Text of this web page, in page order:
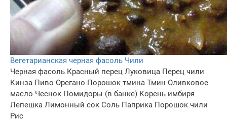
Вегетарианская черная фасоль Чили
Черная фасоль Красный перец Луковица Перец чили
Кинза Пиво Орегано Порошок тмина Тмин Оливковое
масло Чеснок Помидоры (в банке) Корень имбиря
Лепешка Лимонный сок Соль Паприка Порошок чили
Рис